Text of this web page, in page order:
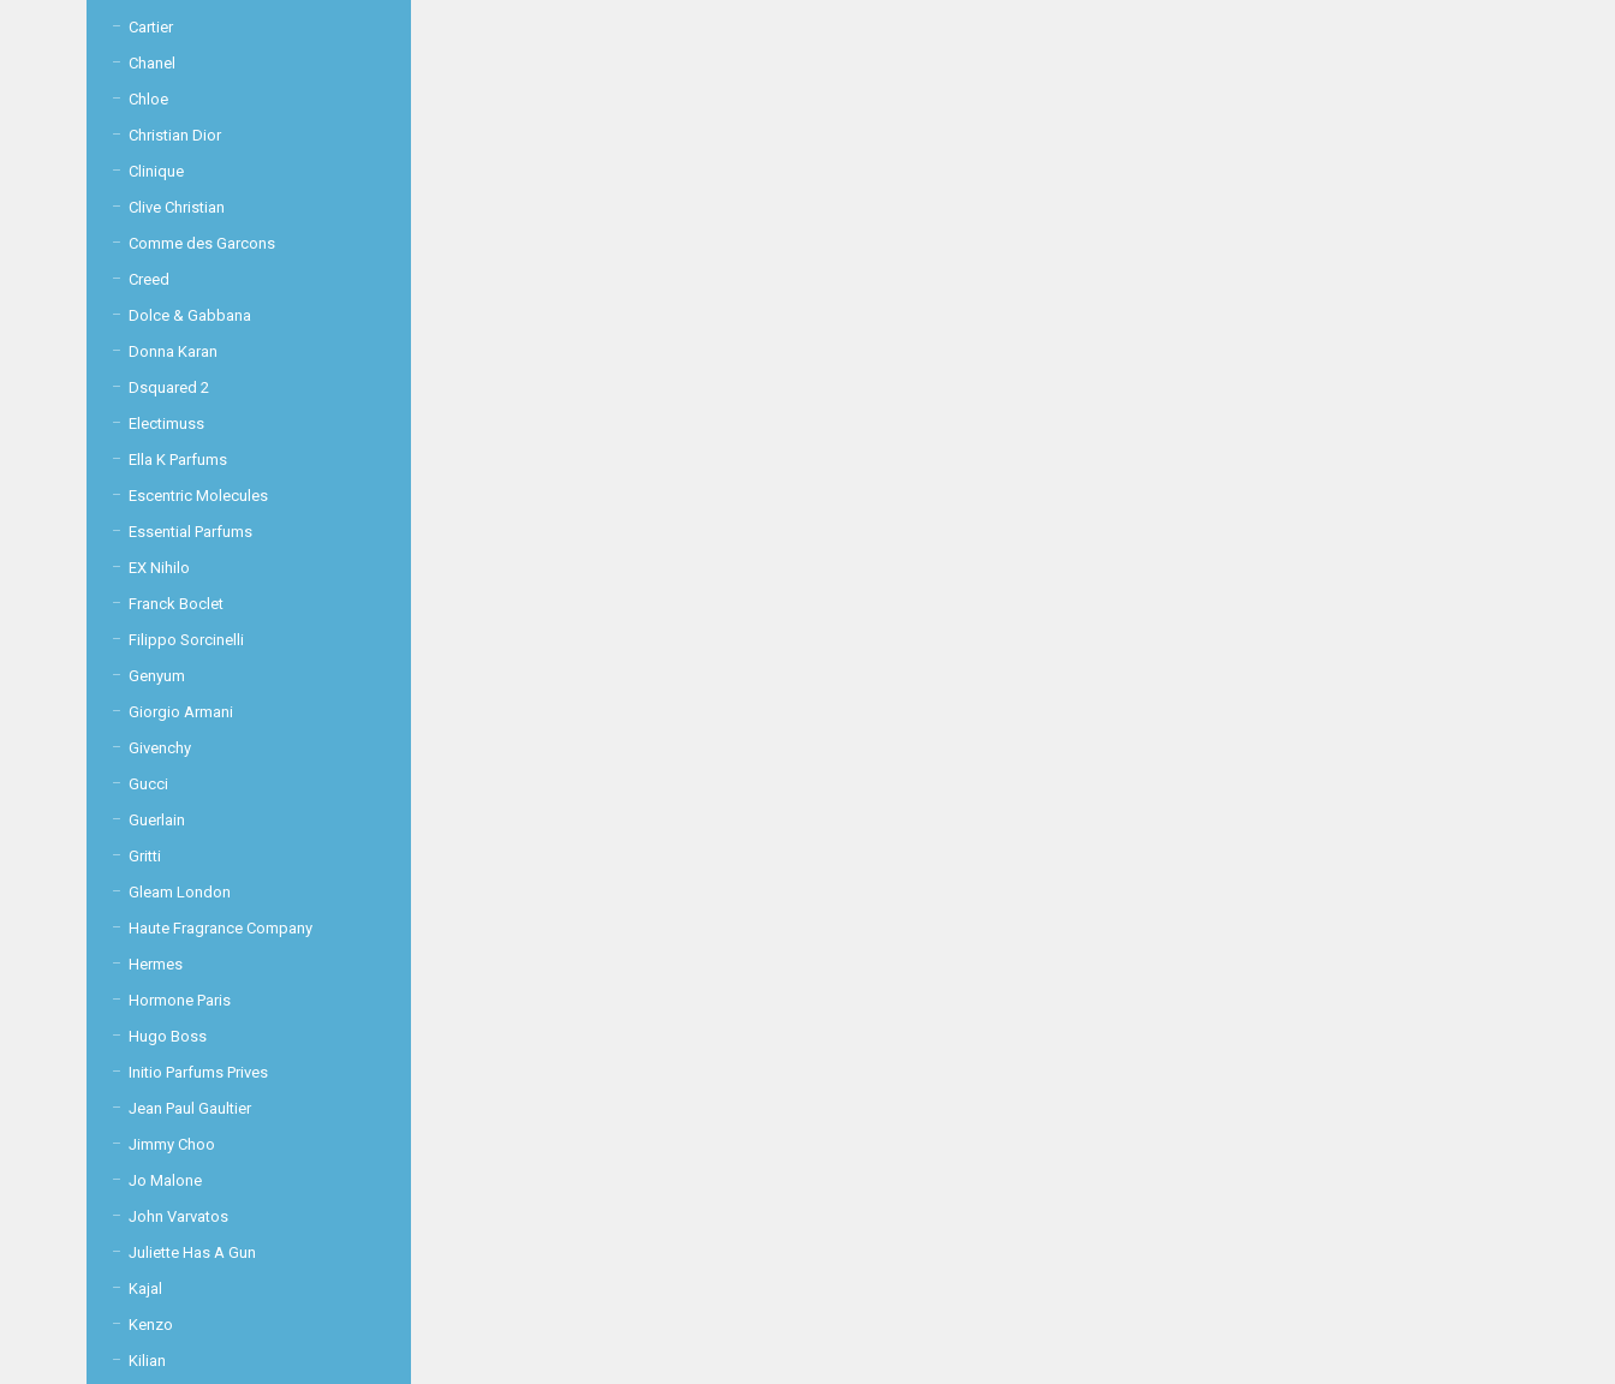
Cartier
Chanel
Chloe
Christian Dior
Clinique
Clive Christian
Comme des Garcons
Creed
Dolce & Gabbana
Donna Karan
Dsquared 2
Electimuss
Ella K Parfums
Escentric Molecules
Essential Parfums
EX Nihilo
Franck Boclet
Filippo Sorcinelli
Genyum
Giorgio Armani
Givenchy
Gucci
Guerlain
Gritti
Gleam London
Haute Fragrance Company
Hermes
Hormone Paris
Hugo Boss
Initio Parfums Prives
Jean Paul Gaultier
Jimmy Choo
Jo Malone
John Varvatos
Juliette Has A Gun
Kajal
Kenzo
Kilian